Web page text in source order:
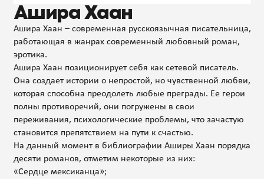
Ашира Хаан
Ашира Хаан – современная русскоязычная писательница,
работающая в жанрах современный любовный роман,
эротика.
Ашира Хаан позиционирует себя как сетевой писатель.
Она создает истории о непростой, но чувственной любви,
которая способна преодолеть любые преграды. Ее герои
полны противоречий, они погружены в свои
переживания, психологические проблемы, что зачастую
становится препятствием на пути к счастью.
На данный момент в библиографии Аширы Хаан порядка
десяти романов, отметим некоторые из них:
«Сердце мексиканца»;